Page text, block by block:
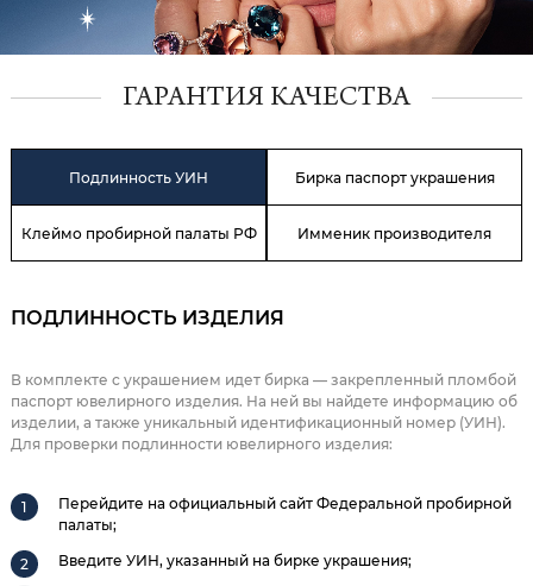
ГАРАНТИЯ КАЧЕСТВА
Подлинность УИН Бирка паспорт украшения
Клеймо пробирной палаты РФ Имменик производителя
ПОДЛИННОСТЬ ИЗДЕЛИЯ
В комплекте с украшением идет бирка — закрепленный пломбой
паспорт ювелирного изделия. На ней вы найдете информацию об
изделии, а также уникальный идентификационный номер (УИН).
Для проверки подлинности ювелирного изделия:
Перейдите на официальный сайт Федеральной пробирной
палаты;
Введите УИН, указанный на бирке украшения;